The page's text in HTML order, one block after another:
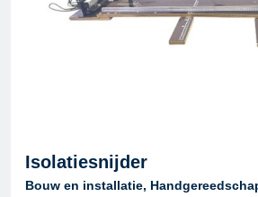
Isolatiesnijder
Bouw en installatie,